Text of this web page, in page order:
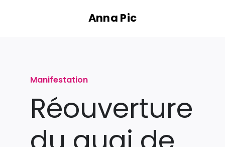
contenu
Anna Pic
Manifestation
Réouverture